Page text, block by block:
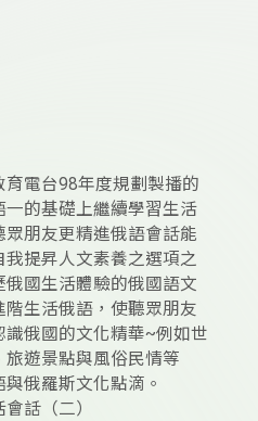
育電台98年度規劃製播的
的基礎上繼續學習生活
朋友更精進俄語會話能
提昇人文素養之選項之
國生活體驗的俄國語文
生活俄語，使聽眾朋友
俄國的文化精華~例如世
遊景點與風俗民情等
俄羅斯文化點滴。
話（二）